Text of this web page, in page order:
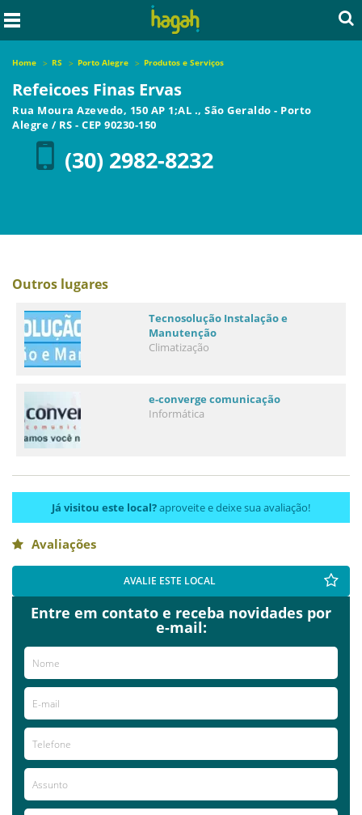
Home RS Porto Alegre Produtos e Serviços
Refeicoes Finas Ervas
Rua Moura Azevedo, 150 AP 1;AL ., São Geraldo - Porto
Alegre / RS - CEP 90230-150
(30) 2982-8232
Outros lugares
Tecnosolução Instalação e
Manutenção
Climatização
e-converge comunicação
Informática
Já visitou este local?aproveite e deixe sua avaliação!
Avaliações
AVALIE ESTE LOCAL
Entre em contato e receba novidades por
e-mail: